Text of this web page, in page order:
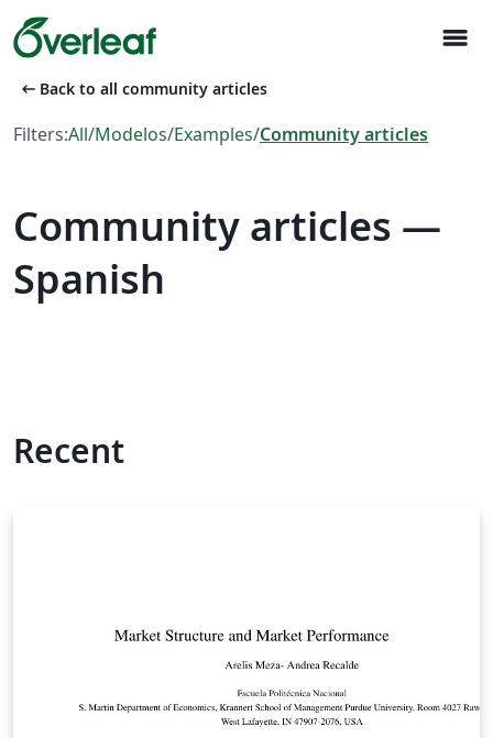
menu
arrow_left_alt Back to all community articles
Filters:All/Modelos/Examples/Community articles
Community articles —
Spanish
Recent